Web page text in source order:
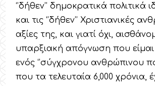
‘’δήθεν’’ δημοκρατικά πολιτικά
και τις ‘’δήθεν’’ Χριστιανικές
αξίες της, και γιατί όχι,
υπαρξιακή απόγνωση που είμαι
ενός ‘’σύγχρονου ανθρώπινου
που τα τελευταία 6,000 χρόνια,